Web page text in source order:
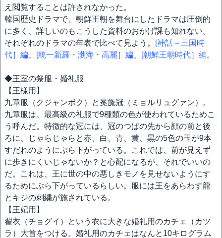
え閲覧することは許されなかった。
韓国歴史ドラマで、朝鮮王朝を舞台にしたドラマは圧倒的
に多く、詳しいのもこうした資料のおかげ課も知れない。
それぞれのドラマの年表で比べて見よう。
[神話～三国時
代］編
[統一新羅・渤海・高麗］編 [朝鮮王朝時代］編。
◆王室の祭服・婚礼服
【王様用】
九章服（クジャンボク）と冕旒冠（ミョルリュグァン）。
九章服は、最高級の礼服で9種類の色が使われているためこ
う呼んだ。特徴的な冠には、冠のつばの先から顔の前と後
ろに、じゃらじゃらと赤、白、青、黄、黒の5色の玉が9本
すだれのようにぶら下がっている。これでは、前が見えず
に歩きにくいじゃないか？と心配になるが、それでいいの
だ。これは、王に世の中の悪しきモノを見せないようにす
るためにぶら下がっているらしい。服には王をあらわす龍
とキジの刺繍が施されている。
【王妃用】
翟衣（チョグイ）という衣に大きな婚礼用のカチェ（カツ
ラ）大首をつける。婚礼用のカチェはなんと10キログラム